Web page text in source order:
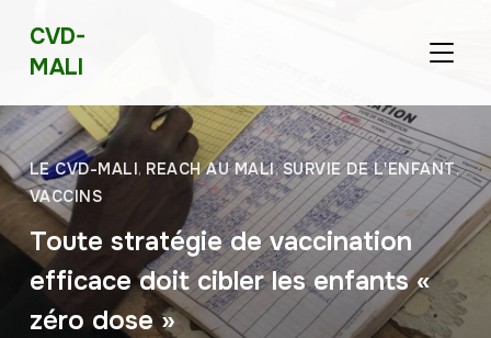
CVD-
MALI
LE CVD-MALI, REACH AU MALI,SURVIE DE L'ENFANT,
VACCINS
Toute stratégie de vaccination
efficace doit cibler les enfants «
zéro dose »